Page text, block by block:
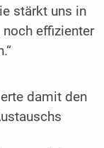
stärkt uns in
effizienter
damit den